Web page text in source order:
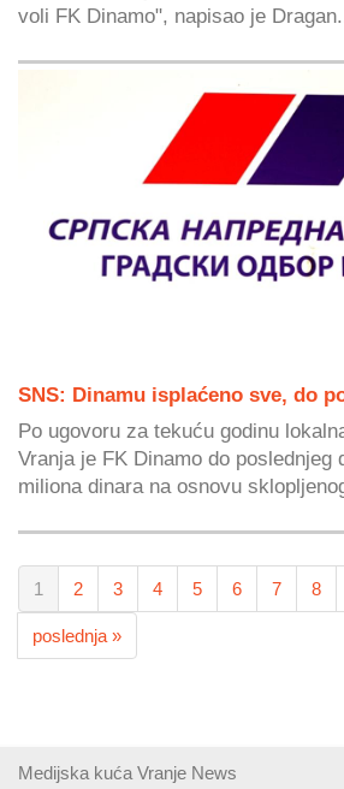
voli FK Dinamo", napisao je
SNS: Dinamu isplaćeno sve, do
Po ugovoru za tekuću godinu
Vranja je FK Dinamo do poslednjeg
miliona dinara na osnovu
1 2 3 4 5 6 7 8
poslednja »
Medijska kuća Vranje News